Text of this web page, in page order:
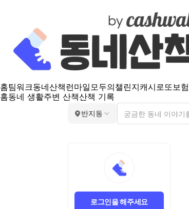
홈팀워크동네산책 런마일모두의챌린지캐시로또보험
홈동네 생활주변 산책산책 기록
반지동
로그인을 해주세요